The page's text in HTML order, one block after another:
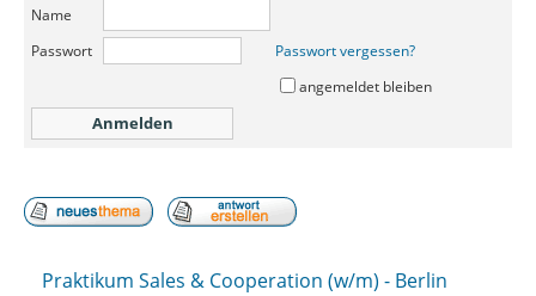
Name
Passwort
Passwort vergessen?
angemeldet bleiben
Praktikum Sales & Cooperation (w/m) - Berlin